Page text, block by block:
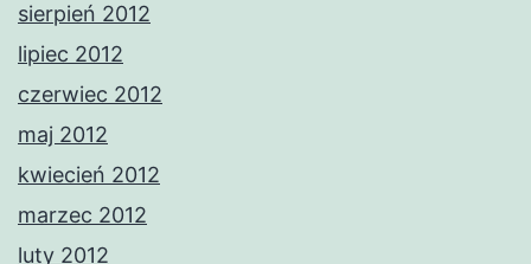
sierpień 2012
lipiec 2012
czerwiec 2012
maj 2012
kwiecień 2012
marzec 2012
luty 2012